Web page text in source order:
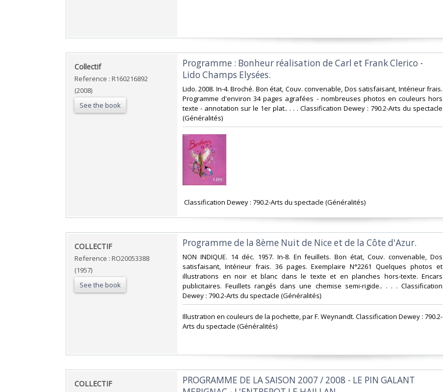
‎Collectif‎
Reference : R160216892
(2008)
See the book
‎Programme : Bonheur réalisation de Carl et Frank Clerico -
Lido Champs Elysées.‎
‎Lido. 2008. In-4. Broché. Bon état, Couv. convenable, Dos satisfaisant, Intérieur frais.
Programme d'environ 34 pages agrafées - nombreuses photos en couleurs hors
texte - annotation sur le 1er plat.. . . . Classification Dewey : 790.2-Arts du spectacle
(Généralités)‎
‎ Classification Dewey : 790.2-Arts du spectacle (Généralités)‎
‎COLLECTIF‎
Reference : RO20053388
(1957)
See the book
‎Programme de la 8ème Nuit de Nice et de la Côte d'Azur.‎
‎NON INDIQUE. 14 déc. 1957. In-8. En feuillets. Bon état, Couv. convenable, Dos
satisfaisant, Intérieur frais. 36 pages. Exemplaire N°2261 Quelques photos et
illustrations en noir et blanc dans le texte et en planches hors-texte. Encars
publicitaires. Feuillets rangés dans une chemise semi-rigide.. . . . Classification
Dewey : 790.2-Arts du spectacle (Généralités)‎
‎Illustration en couleurs de la pochette, par F. Weynandt. Classification Dewey : 790.2-
Arts du spectacle (Généralités)‎
‎COLLECTIF‎
‎PROGRAMME DE LA SAISON 2007 / 2008 - LE PIN GALANT